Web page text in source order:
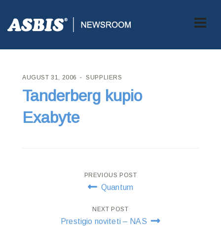
ASBIS CROATIA> SUPPLIERS> TANDERBERG KUPIO EXABYTE
AUGUST 31, 2006 SUPPLIERS
Tanderberg kupio
Exabyte
navigation
PREVIOUS POST
Quantum
NEXT POST
Prestigio noviteti – NAS